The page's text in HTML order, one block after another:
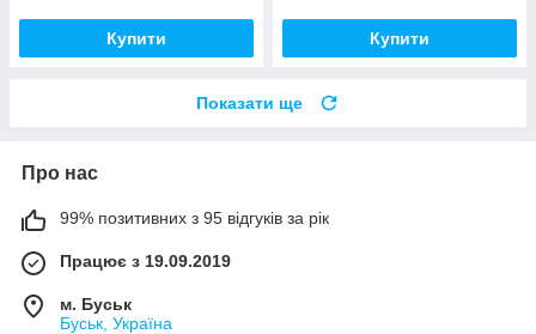
Купити Купити
Показати ще
Про нас
99% позитивних з 95 відгуків за рік
Працює з 19.09.2019
м. Буськ
Буськ, Україна